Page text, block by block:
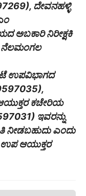
ದೇವನಹಳ್ಳಿ
ಅಬಕಾರಿ ನಿರೀಕ್ಷಕಿ
ನೆಲಮಂಗಲ
ಉಪವಿಭಾಗದ
ಕಚೇರಿಯ
ಇವರನ್ನು
ನೀಡಬಹುದು ಎಂದು
ಉಪ ಆಯುಕ್ತರ